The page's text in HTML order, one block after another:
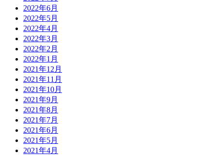
2022年6月
2022年5月
2022年4月
2022年3月
2022年2月
2022年1月
2021年12月
2021年11月
2021年10月
2021年9月
2021年8月
2021年7月
2021年6月
2021年5月
2021年4月